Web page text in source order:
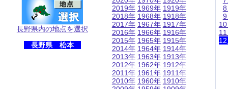
長野県内の地点を選択
長野県 松本
2019年
2018年
2017年
2016年
2015年
2014年
2013年
2012年
2011年
2010年
1969年
1968年
1967年
1966年
1965年
1964年
1963年
1962年
1961年
1960年
1919年
1918年
1917年
1916年
1915年
1914年
1913年
1912年
1911年
1910年